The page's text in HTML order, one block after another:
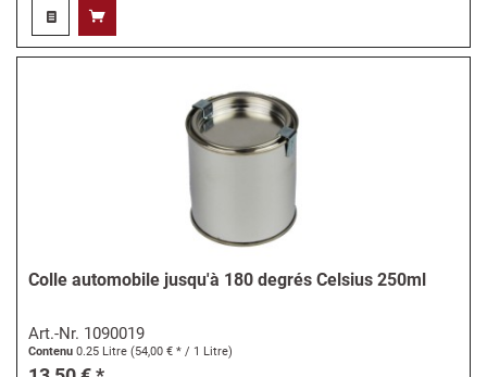
Colle automobile jusqu'à 180 degrés Celsius 250ml
Art.-Nr. 1090019
Contenu0.25 Litre(54,00 € * / 1 Litre)